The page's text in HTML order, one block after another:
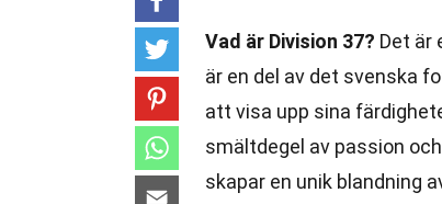
Vad är Division 37? Det är
är en del av det svenska
att visa upp sina
smältdegel av passion
skapar en unik blandning